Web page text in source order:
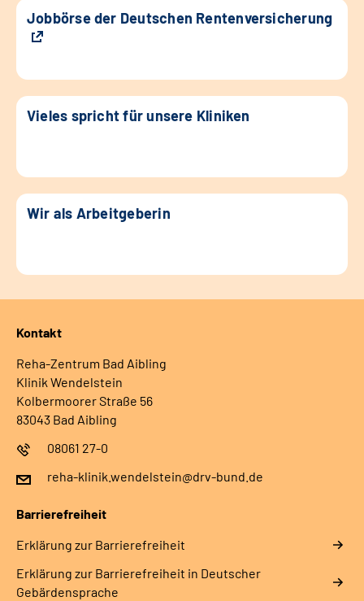
Jobbörse der Deutschen Rentenversicherung
Vieles spricht für unsere Kliniken
Wir als Arbeitgeberin
Kontakt
Reha-Zentrum Bad Aibling
Klinik Wendelstein
Kolbermoorer Straße 56
83043 Bad Aibling
08061 27-0
reha-klinik.wendelstein@drv-bund.de
Barrierefreiheit
Erklärung zur Barrierefreiheit
Erklärung zur Barrierefreiheit in Deutscher
Gebärdensprache